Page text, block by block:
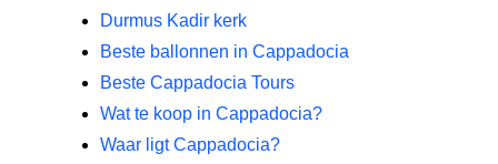
Durmus Kadir kerk
Beste ballonnen in Cappadocia
Beste Cappadocia Tours
Wat te koop in Cappadocia?
Waar ligt Cappadocia?